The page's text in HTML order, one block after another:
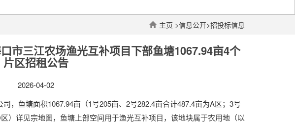
主页 >信息公开>招投标信息
市三江农场渔光互补项目下部鱼塘1067.94亩4个
片区招租公告
2026-04-02
，鱼塘面积1067.94亩（1号205亩、2号282.4亩合计487.4亩为A区；3号
）详见宗地图，鱼塘上部空间用于渔光互补项目，该地块属于农用地（以